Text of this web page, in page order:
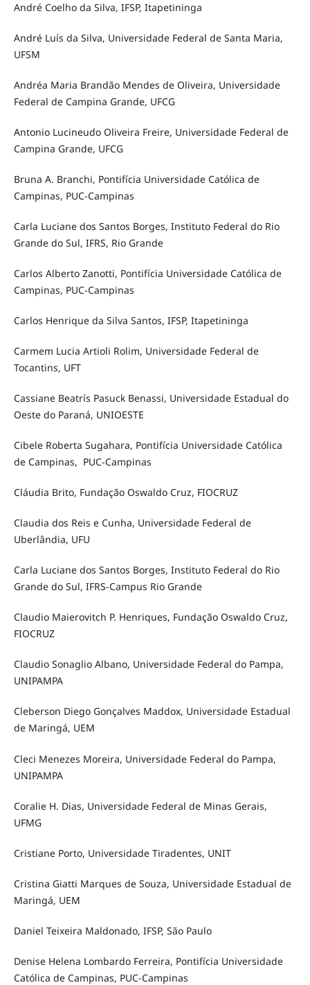
André Coelho da Silva, IFSP, Itapetininga
André Luís da Silva, Universidade Federal de Santa Maria,
UFSM
Andréa Maria Brandão Mendes de Oliveira, Universidade
Federal de Campina Grande, UFCG
Antonio Lucineudo Oliveira Freire, Universidade Federal de
Campina Grande, UFCG
Bruna A. Branchi, Pontifícia Universidade Católica de
Campinas, PUC-Campinas
Carla Luciane dos Santos Borges, Instituto Federal do Rio
Grande do Sul, IFRS, Rio Grande
Carlos Alberto Zanotti, Pontifícia Universidade Católica de
Campinas, PUC-Campinas
Carlos Henrique da Silva Santos, IFSP, Itapetininga
Carmem Lucia Artioli Rolim, Universidade Federal de
Tocantins, UFT
Cassiane Beatrís Pasuck Benassi, Universidade Estadual do
Oeste do Paraná, UNIOESTE
Cibele Roberta Sugahara, Pontifícia Universidade Católica
de Campinas, PUC-Campinas
Cláudia Brito, Fundação Oswaldo Cruz, FIOCRUZ
Claudia dos Reis e Cunha, Universidade Federal de
Uberlândia, UFU
Carla Luciane dos Santos Borges, Instituto Federal do Rio
Grande do Sul, IFRS-Campus Rio Grande
Claudio Maierovitch P. Henriques, Fundação Oswaldo Cruz,
FIOCRUZ
Claudio Sonaglio Albano, Universidade Federal do Pampa,
UNIPAMPA
Cleberson Diego Gonçalves Maddox, Universidade Estadual
de Maringá, UEM
Cleci Menezes Moreira, Universidade Federal do Pampa,
UNIPAMPA
Coralie H. Dias, Universidade Federal de Minas Gerais,
UFMG
Cristiane Porto, Universidade Tiradentes, UNIT
Cristina Giatti Marques de Souza, Universidade Estadual de
Maringá, UEM
Daniel Teixeira Maldonado, IFSP, São Paulo
Denise Helena Lombardo Ferreira, Pontifícia Universidade
Católica de Campinas, PUC-Campinas